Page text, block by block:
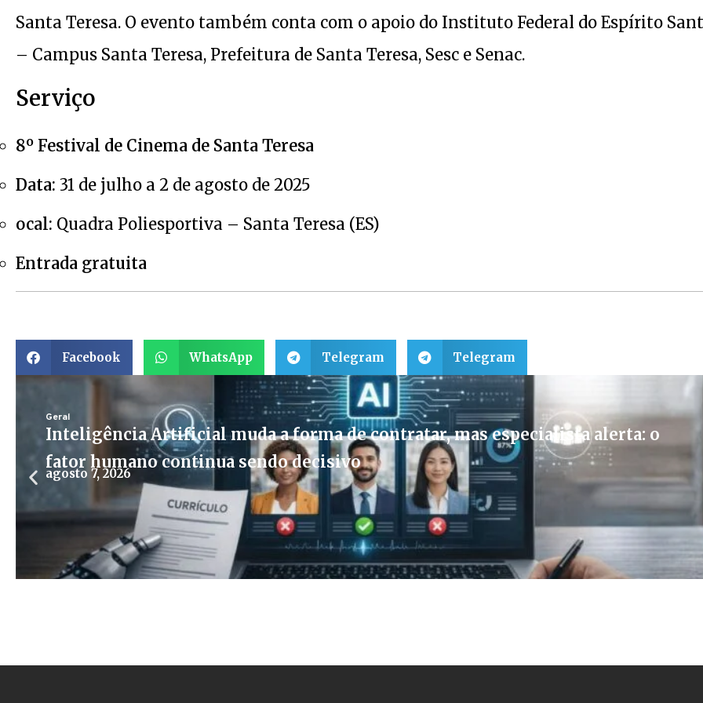
Santa Teresa. O evento também conta com o apoio do Instituto Federal do Espírito
– Campus Santa Teresa, Prefeitura de Santa Teresa, Sesc e Senac.
Serviço
8º Festival de Cinema de Santa Teresa
Data: 31 de julho a 2 de agosto de 2025
ocal: Quadra Poliesportiva – Santa Teresa (ES)
Entrada gratuita
Facebook WhatsApp Telegram Telegram
Geral
Inteligência Artificial muda a forma de contratar, mas especialista alerta: o
fator humano continua sendo decisivo
agosto 7, 2026